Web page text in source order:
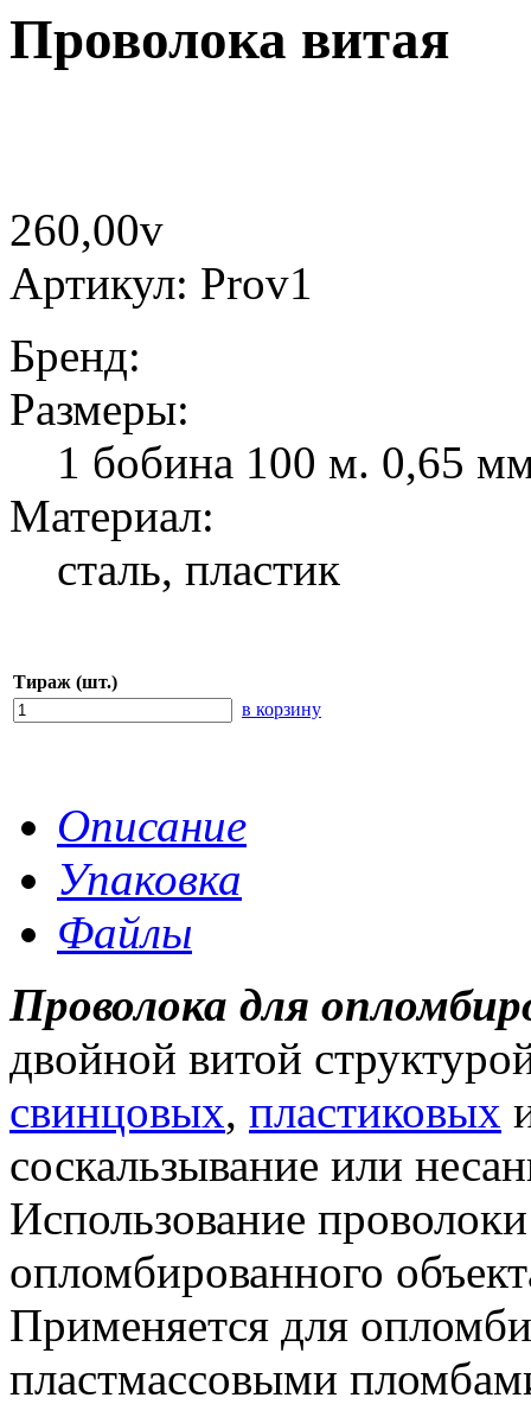
Проволока витая
260,00v
Артикул: Prov1
Бренд:
Размеры:
1 бобина 100 м. 0,65
Материал:
сталь, пластик
Тираж (шт.)
в корзину
Описание
Упаковка
Файлы
Проволока для
двойной витой
свинцовых, пластиковых
соскальзывание или
Использование
опломбированного
Применяется для
пластмассовыми